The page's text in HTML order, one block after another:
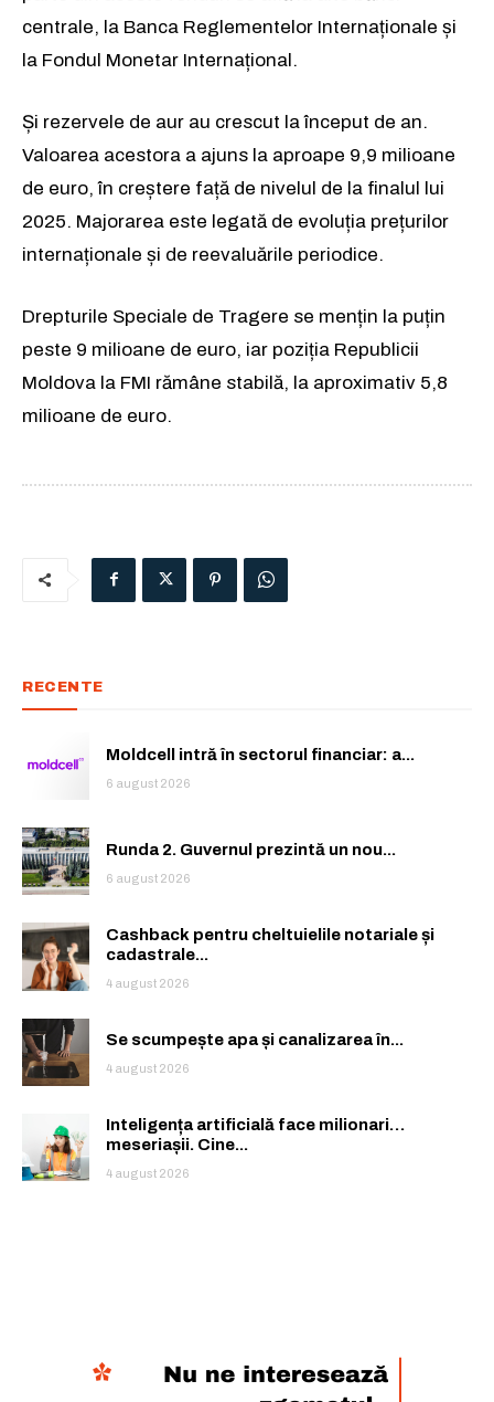
centrale, la Banca Reglementelor Internaționale și
la Fondul Monetar Internațional.
Și rezervele de aur au crescut la început de an.
Valoarea acestora a ajuns la aproape 9,9 milioane
de euro, în creștere față de nivelul de la finalul lui
2025. Majorarea este legată de evoluția prețurilor
internaționale și de reevaluările periodice.
Drepturile Speciale de Tragere se mențin la puțin
peste 9 milioane de euro, iar poziția Republicii
Moldova la FMI rămâne stabilă, la aproximativ 5,8
milioane de euro.
RECENTE
Moldcell intră în sectorul financiar: a...
6 august 2026
Runda 2. Guvernul prezintă un nou...
6 august 2026
Cashback pentru cheltuielile notariale și
cadastrale...
4 august 2026
Se scumpește apa și canalizarea în...
4 august 2026
Inteligența artificială face milionari…
meseriașii. Cine...
4 august 2026